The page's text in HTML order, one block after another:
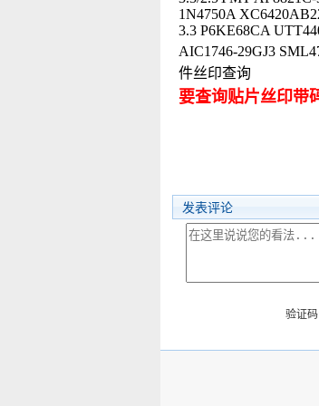
1N4750A
3.3 P6KE68CA
AIC1746-29GJ3
件丝印查询
要查询贴片丝印带
发表评论
验证